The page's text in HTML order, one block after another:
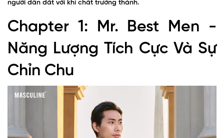
người dẫn dắt với khí chất trưởng thành.
Chapter 1: Mr. Best Men -
Năng Lượng Tích Cực Và Sự
Chỉn Chu